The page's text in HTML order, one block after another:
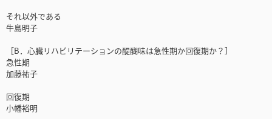
それ以外である
牛島明子
［B．心臓リハビリテーションの醍醐味は急性期か回復期か？］
急性期
加藤祐子
回復期
小幡裕明